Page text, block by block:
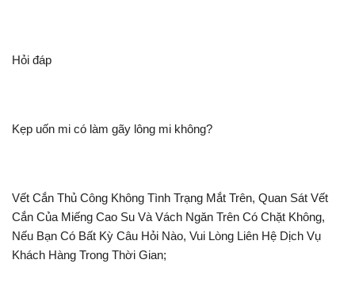
Hỏi đáp
Kẹp uốn mi có làm gãy lông mi không?
Vết Cắn Thủ Công Không Tình Trạng Mắt Trên, Quan Sát Vết
Cắn Của Miếng Cao Su Và Vách Ngăn Trên Có Chặt Không,
Nếu Bạn Có Bất Kỳ Câu Hỏi Nào, Vui Lòng Liên Hệ Dịch Vụ
Khách Hàng Trong Thời Gian;